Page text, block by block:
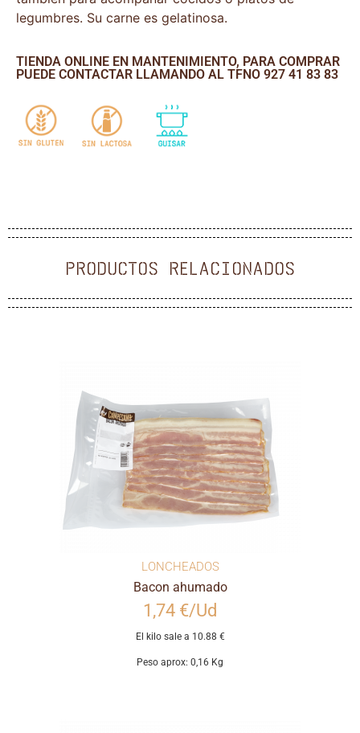
legumbres. Su carne es gelatinosa.
TIENDA ONLINE EN MANTENIMIENTO, PARA COMPRAR
PUEDE CONTACTAR LLAMANDO AL TFNO 927 41 83 83
PRODUCTOS RELACIONADOS
LONCHEADOS
Bacon ahumado
1,74 €/Ud
El kilo sale a 10.88 €
Peso aprox: 0,16 Kg